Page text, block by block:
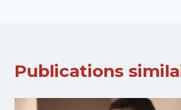
Publications